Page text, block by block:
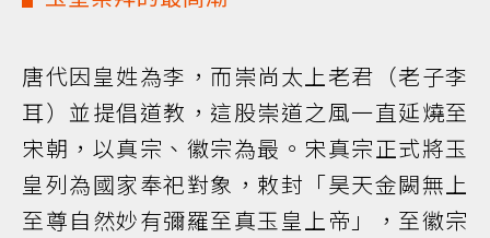
唐代因皇姓為李，而崇尚太上老君（老子李
耳）並提倡道教，這股崇道之風一直延燒至
宋朝，以真宗、徽宗為最。宋真宗正式將玉
皇列為國家奉祀對象，敕封「昊天金闕無上
至尊自然妙有彌羅至真玉皇上帝」，至徽宗